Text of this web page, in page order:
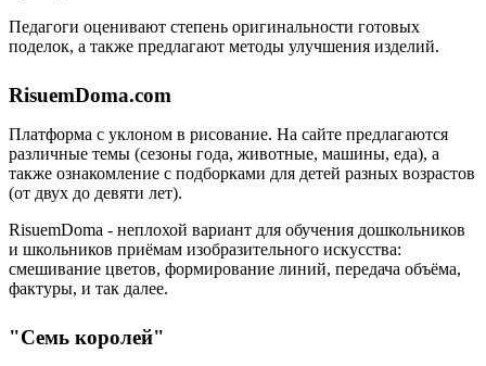
Педагоги оценивают степень оригинальности готовых
поделок, а также предлагают методы улучшения изделий.
RisuemDoma.com
Платформа с уклоном в рисование. На сайте предлагаются
различные темы (сезоны года, животные, машины, еда), а
также ознакомление с подборками для детей разных возрастов
(от двух до девяти лет).
RisuemDoma - неплохой вариант для обучения дошкольников
и школьников приёмам изобразительного искусства:
смешивание цветов, формирование линий, передача объёма,
фактуры, и так далее.
"Семь королей"